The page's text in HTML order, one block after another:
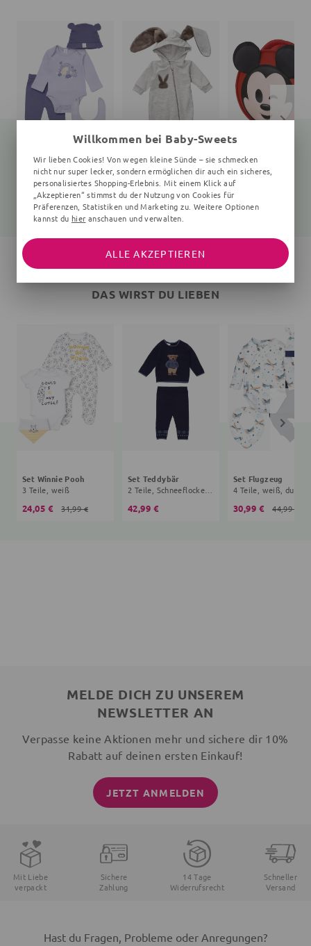
Set Winnie Pooh
4 Teile, Floral, blau, lila
31,99 €
Overall Hase Lieblingsstücke
braun, grau
29,99 €
Rucksack
uni
21,10 €
DAS WIRST DU LIEBEN
Set Winnie Pooh
3 Teile, weiß
24,05 € 31,99 €
Set Teddybär
2 Teile, Schneeflocke, navy
42,99 €
Set Flugzeug
30,99 € 44,99 €
MELDE DICH ZU UNSEREM
NEWSLETTER AN
Verpasse keine Aktionen mehr und sichere dir 10%
Rabatt auf deinen ersten Einkauf!
JETZT ANMELDEN
Mit Liebe
verpackt
Sichere
Zahlung
14 Tage
Widerrufsrecht
Schneller
Versand
Hast du Fragen, Probleme oder Anregungen?
Willkommen bei Baby-Sweets
Wir lieben Cookies! Von wegen kleine Sünde – sie schmecken
nicht nur super lecker, sondern ermöglichen dir auch ein sicheres,
personalisiertes Shopping-Erlebnis. Mit einem Klick auf
„Akzeptieren“ stimmst du der Nutzung von Cookies für
Präferenzen, Statistiken und Marketing zu. Weitere Optionen
kannst du hier anschauen und verwalten.
ALLE AKZEPTIEREN